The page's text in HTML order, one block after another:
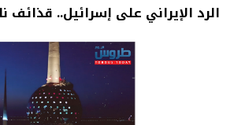
الرد الإيراني على إسرائيل.. قذائف